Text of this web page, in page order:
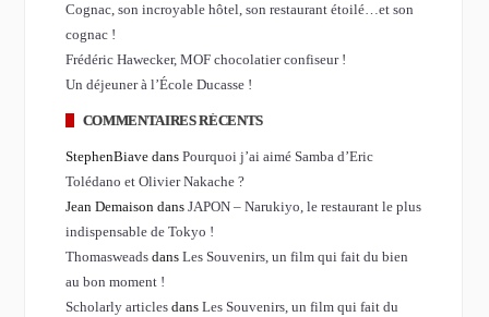
Cognac, son incroyable hôtel, son restaurant étoilé…et son
cognac !
Frédéric Hawecker, MOF chocolatier confiseur !
Un déjeuner à l’École Ducasse !
COMMENTAIRES RÉCENTS
StephenBiave dans Pourquoi j’ai aimé Samba d’Eric
Tolédano et Olivier Nakache ?
Jean Demaison dans JAPON – Narukiyo, le restaurant le plus
indispensable de Tokyo !
Thomasweadsdans Les Souvenirs, un film qui fait du bien
au bon moment !
Scholarly articlesdans Les Souvenirs, un film qui fait du